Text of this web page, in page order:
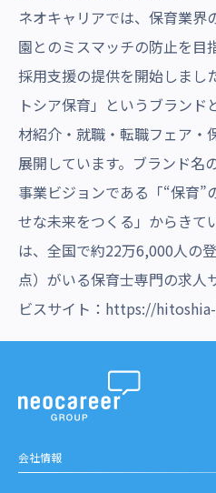
ネオキャリアでは、保育業界
園とのミスマッチの防止を目
採用支援の提供を開始しまし
トシア保育」というブラン
材紹介・就職・転職フェア・
展開しています。ブランド名
事業ビジョンである「“保育”
せな未来をつくる」からきて
は、全国で約22万6,000人の
点）がいる保育士専門の求
ビスサイト： https://
会社情報